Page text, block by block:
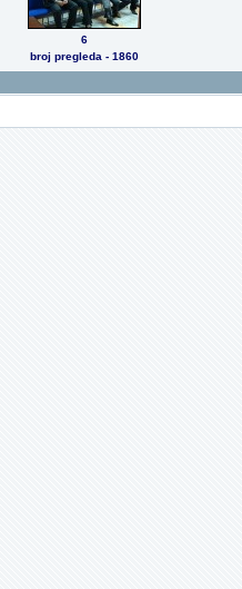
6
broj pregleda - 1860